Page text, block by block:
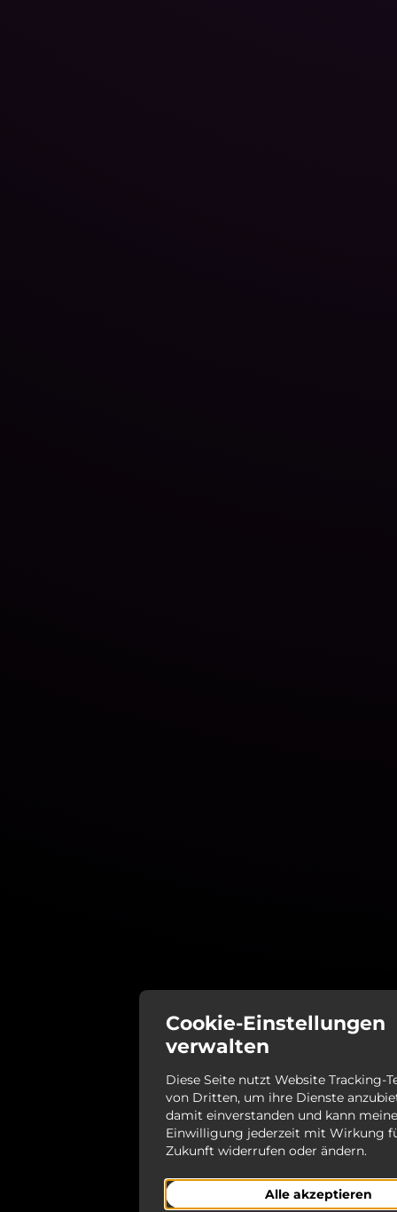
Cookie-Einstellungen
verwalten
Diese Seite nutzt Website Tracking-
von Dritten, um ihre Dienste
damit einverstanden und kann
Einwilligung jederzeit mit Wirkung
Zukunft widerrufen oder ändern.
Alle akzeptieren